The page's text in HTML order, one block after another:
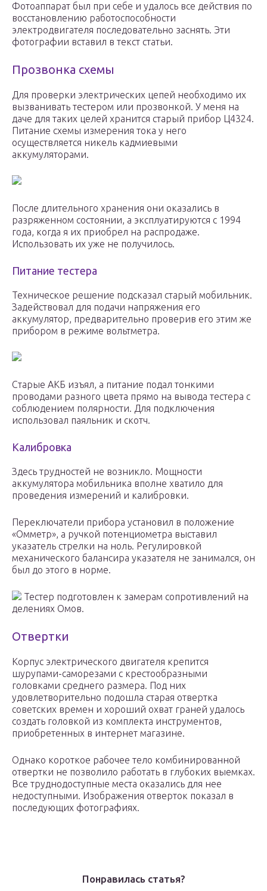
Фотоаппарат был при себе и удалось все действия по
восстановлению работоспособности
электродвигателя последовательно заснять. Эти
фотографии вставил в текст статьи.
Прозвонка схемы
Для проверки электрических цепей необходимо их
вызванивать тестером или прозвонкой. У меня на
даче для таких целей хранится старый прибор Ц4324.
Питание схемы измерения тока у него
осуществляется никель кадмиевыми
аккумуляторами.
После длительного хранения они оказались в
разряженном состоянии, а эксплуатируются с 1994
года, когда я их приобрел на распродаже.
Использовать их уже не получилось.
Питание тестера
Техническое решение подсказал старый мобильник.
Задействовал для подачи напряжения его
аккумулятор, предварительно проверив его этим же
прибором в режиме вольтметра.
Старые АКБ изъял, а питание подал тонкими
проводами разного цвета прямо на вывода тестера с
соблюдением полярности. Для подключения
использовал паяльник и скотч.
Калибровка
Здесь трудностей не возникло. Мощности
аккумулятора мобильника вполне хватило для
проведения измерений и калибровки.
Переключатели прибора установил в положение
«Омметр», а ручкой потенциометра выставил
указатель стрелки на ноль. Регулировкой
механического балансира указателя не занимался, он
был до этого в норме.
Тестер подготовлен к замерам сопротивлений на
делениях Омов.
Отвертки
Корпус электрического двигателя крепится
шурупами-саморезами с крестообразными
головками среднего размера. Под них
удовлетворительно подошла старая отвертка
советских времен и хороший охват граней удалось
создать головкой из комплекта инструментов,
приобретенных в интернет магазине.
Однако короткое рабочее тело комбинированной
отвертки не позволило работать в глубоких выемках.
Все труднодоступные места оказались для нее
недоступными. Изображения отверток показал в
последующих фотографиях.
Понравилась статья?